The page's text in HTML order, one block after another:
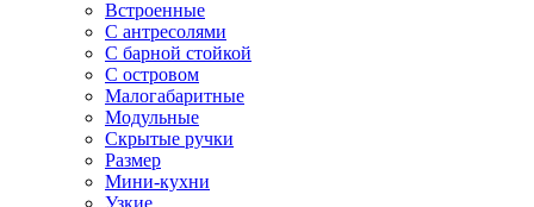
Встроенные
С антресолями
С барной стойкой
С островом
Малогабаритные
Модульные
Скрытые ручки
Размер
Мини-кухни
Узкие